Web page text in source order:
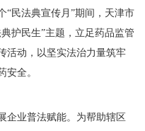
“民法典宣传月”期间，天津市
护民生”主题，立足药品监管
活动，以坚实法治力量筑牢
安全。
业普法赋能。为帮助辖区